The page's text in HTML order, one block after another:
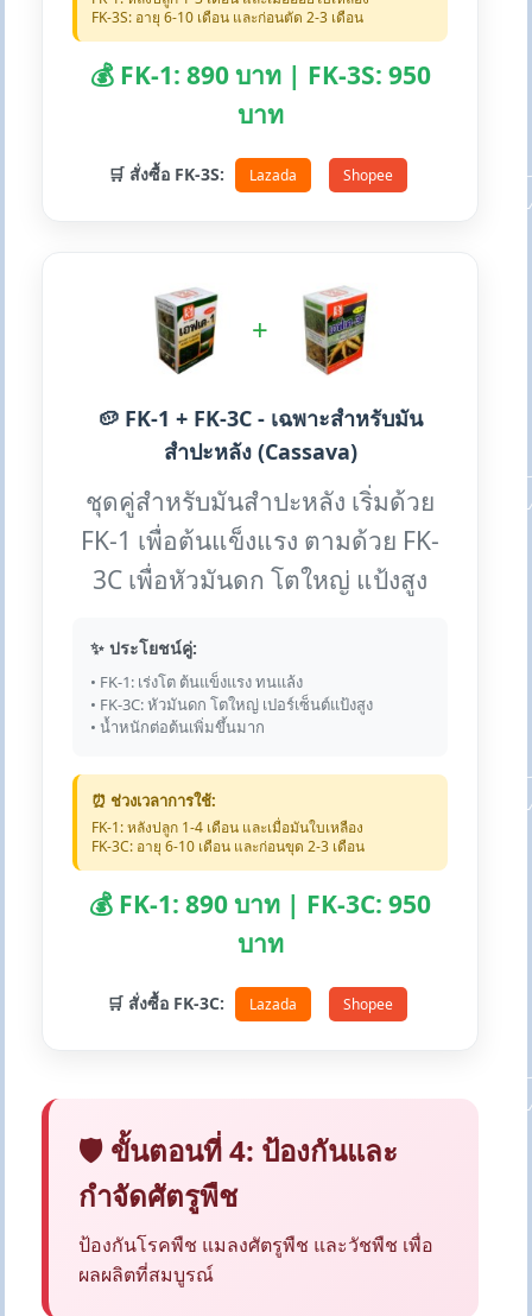
FK-3S: อายุ 6-10 เดือน และก่อนตัด 2-3 เดือน
💰 FK-1: 890 บาท | FK-3S: 950
บาท
🛒 สั่งซื้อ FK-3S: Lazada Shopee
+
🥔 FK-1 + FK-3C - เฉพาะสำหรับมัน
สำปะหลัง (Cassava)
ชุดคู่สำหรับมันสำปะหลัง เริ่มด้วย
FK-1 เพื่อต้นแข็งแรง ตามด้วย FK-
3C เพื่อหัวมันดก โตใหญ่ แป้งสูง
✨ ประโยชน์คู่:
• FK-1: เร่งโต ต้นแข็งแรง ทนแล้ง
• FK-3C: หัวมันดก โตใหญ่ เปอร์เซ็นต์แป้งสูง
• น้ำหนักต่อต้นเพิ่มขึ้นมาก
⏰ ช่วงเวลาการใช้:
FK-1: หลังปลูก 1-4 เดือน และเมื่อมันใบเหลือง
FK-3C: อายุ 6-10 เดือน และก่อนขุด 2-3 เดือน
💰 FK-1: 890 บาท | FK-3C: 950
บาท
🛒 สั่งซื้อ FK-3C: Lazada Shopee
🛡️ ขั้นตอนที่ 4: ป้องกันและ
กำจัดศัตรูพืช
ป้องกันโรคพืช แมลงศัตรูพืช และวัชพืช เพื่อ
ผลผลิตที่สมบูรณ์